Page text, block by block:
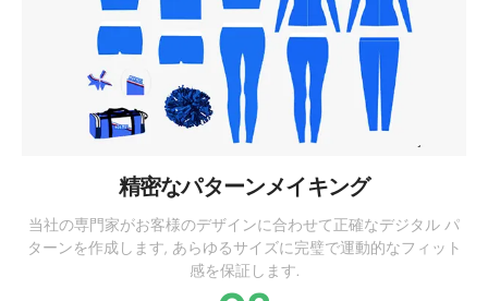
精密なパターンメイキング
当社の専門家がお客様のデザインに合わせて正確なデジタル パ
ターンを作成します, あらゆるサイズに完璧で運動的なフィット
感を保証します.